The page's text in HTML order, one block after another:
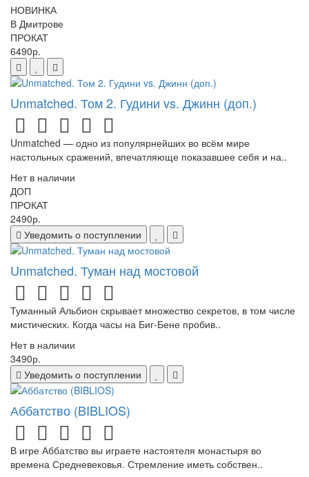
НОВИНКА
В Дмитрове
ПРОКАТ
6490р.
Unmatched. Том 2. Гудини vs. Джинн (доп.)
Unmatched — одно из популярнейших во всём мире
настольных сражений, впечатляюще показавшее себя и на..
Нет в наличии
ДОП
ПРОКАТ
2490р.
Уведомить о поступлении
Unmatched. Туман над мостовой
Туманный Альбион скрывает множество секретов, в том числе
мистических. Когда часы на Биг-Бене пробив..
Нет в наличии
3490р.
Уведомить о поступлении
Аббатство (BIBLIOS)
В игре Аббатство вы играете настоятеля монастыря во
времена Средневековья. Стремление иметь собствен..